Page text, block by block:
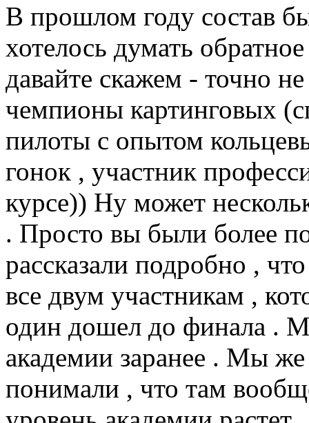
В прошлом году состав
хотелось думать
давайте скажем - точно
чемпионы картинговых
пилоты с опытом
гонок , участник
курсе)) Ну может
. Просто вы были более
рассказали подробно ,
все двум участникам ,
один дошел до финала .
академии заранее . Мы же
понимали , что там